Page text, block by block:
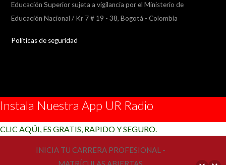
Educación Superior sujeta a vigilancia por el Ministerio de
Educación Nacional / Kr 7 # 19 - 38, Bogotá - Colombia
Politicas de seguridad
Instala Nuestra App UR Radio
CLIC AQÚI, ES GRATIS, RAPIDO Y SEGURO.
INICIA TU CARRERA PROFESIONAL -